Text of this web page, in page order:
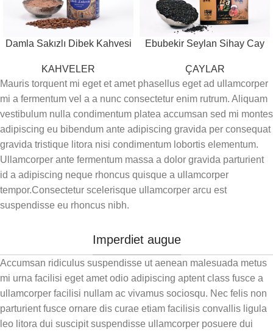
Damla Sakızlı Dibek Kahvesi
KAHVELER
Ebubekir Seylan Sihay Cay
ÇAYLAR
Mauris torquent mi eget et amet phasellus eget ad ullamcorper
mi a fermentum vel a a nunc consectetur enim rutrum. Aliquam
vestibulum nulla condimentum platea accumsan sed mi montes
adipiscing eu bibendum ante adipiscing gravida per consequat
gravida tristique litora nisi condimentum lobortis elementum.
Ullamcorper ante fermentum massa a dolor gravida parturient
id a adipiscing neque rhoncus quisque a ullamcorper
tempor.Consectetur scelerisque ullamcorper arcu est
suspendisse eu rhoncus nibh.
Imperdiet augue
Accumsan ridiculus suspendisse ut aenean malesuada metus
mi urna facilisi eget amet odio adipiscing aptent class fusce a
ullamcorper facilisi nullam ac vivamus sociosqu. Nec felis non
parturient fusce ornare dis curae etiam facilisis convallis ligula
leo litora dui suscipit suspendisse ullamcorper posuere dui